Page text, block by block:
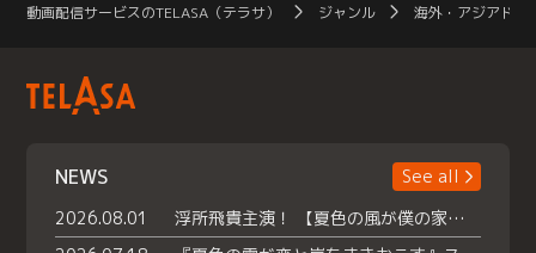
動画配信サービスのTELASA（テラサ） ジャンル 海外・アジアドラ
NEWS
See all
2026.08.01
浮所飛貴主演！ 【夏色の風が僕の家にやってきた】 本日よりテラサで独占配信スタート！